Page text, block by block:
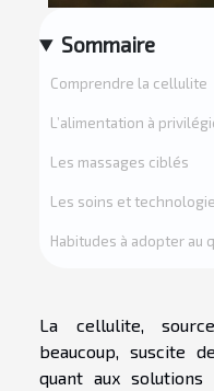
Sommaire
Comprendre la cellulite
L’alimentation à
Les massages ciblés
Les soins et
Habitudes à adopter au
La cellulite,
beaucoup, suscite
quant aux